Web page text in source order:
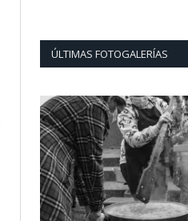
ÚLTIMAS FOTOGALERÍAS